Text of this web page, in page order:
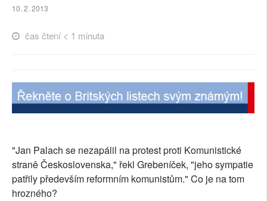
AUTOŘI
SOCIÁLNÍ SÍTĚ
PLNÁ VERZE STRÁNEK
10. 2. 2013
čas čtení < 1 minuta
"Jan Palach se nezapálil na protest proti Komunistické
straně Československa," řekl Grebeníček, "jeho sympatie
patřily především reformním komunistům." Co je na tom
hrozného?